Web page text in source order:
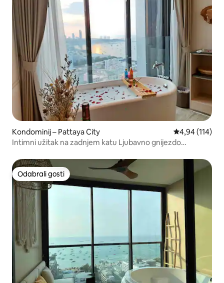
Kondominij – Pattaya City Prosječna
4,94 (114)
Intimni užitak na zadnjem katu Ljubavno gnijezdo
Odabrali gosti
Odabrali gosti